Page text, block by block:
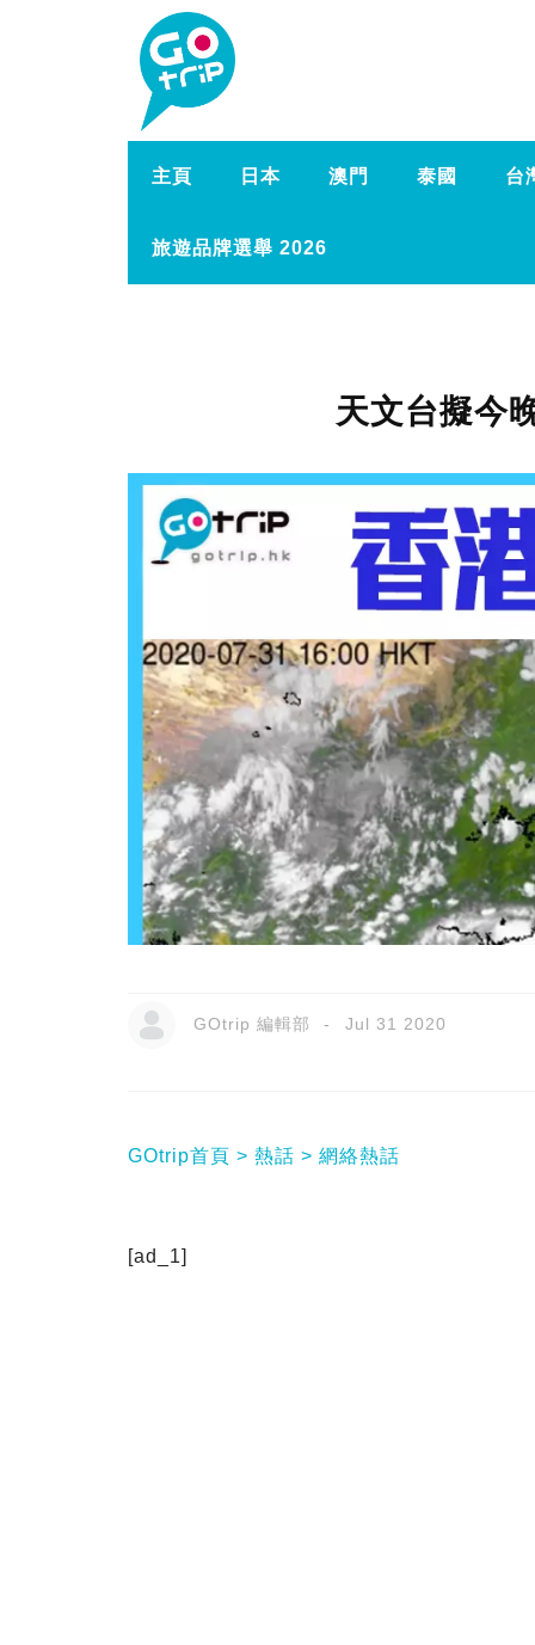
主頁 日本 澳門 泰國 台
旅遊品牌選舉 2026
天文台擬今
GOtrip 編輯部 Jul 31 2020
GOtrip首頁 熱話 網絡熱話
[ad_1]